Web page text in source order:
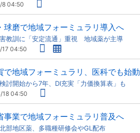
8 04:50
球磨で地域フォーミュラリ導入へ
教訓に「安定流通」重視 地域薬が主導
17 04:50
で地域フォーミュラリ、医科でも始動
討開始から7年、DI充実「力価換算表」も
18 04:50
事業で地域フォーミュラリ普及へ
部地区薬、多職種研修会やGL配布